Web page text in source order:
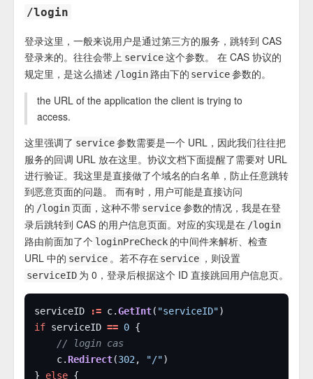
/login
登录这里，一般来说用户是通过第三方的服务，跳转到 CAS
登录来的。往往会带上 service 这个参数。 在 CAS 协议的
规定里，是这么描述 /login 路由下的 service参数的。
the URL of the application the client is trying to
access.
这里强调了 service 参数需要是一个 URL，因此我们往往把
服务的回调 URL 放在这里。协议文档下面提醒了需要对 URL
进行验证。我这里是直接做了个域名的白名单，防止任意跳转
到恶意页面的问题。 而有时，用户可能是直接访问
的 /login 页面，这种不带 service参数的情况，我是在登
录后跳转到 CAS 的用户信息页面。对应的实现是在 /login
路由前面加了个 loginPreCheck 的中间件来解析、检查
URL 中的 service 。若不存在 service ，则设置
serviceID 为 0，登录后根据这个 ID 直接跳回用户信息页。
serviceID := c.GetInt( "serviceID"
if serviceID == 0
// login cas
	c.
Redirect(302 , "/"
} else